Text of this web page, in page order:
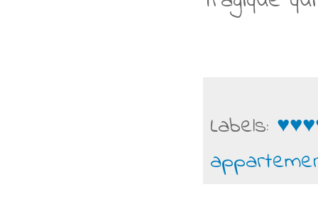
Labels: